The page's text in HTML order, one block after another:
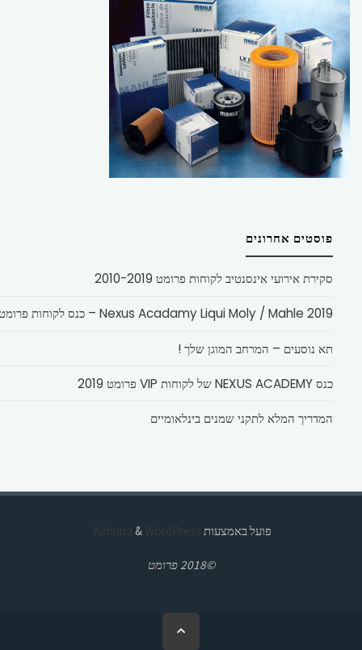
פוסטים אחרונים
סקירת אירועי אינסנטיב לקוחות פרומט 2010-2019
Nexus Acadamy Liqui Moly / Mahle 2019 – כנס לקוחות פרומט
תא נוסעים – המרחב המוגן שלך !
כנס NEXUS ACADEMY של לקוחות VIP פרומט 2019
המדריך המלא לתקני שמנים בינלאומיים
פועל באמצעות & WordPress.
©2018 פרומט
בחזרה